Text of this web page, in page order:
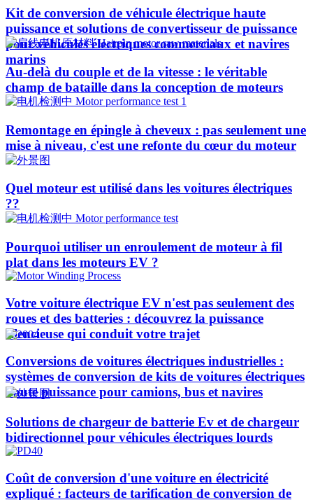
Kit de conversion de véhicule électrique haute
puissance et solutions de convertisseur de puissance
pour véhicules électriques commerciaux et navires
marins
Au-delà du couple et de la vitesse : le véritable
champ de bataille dans la conception de moteurs
Remontage en épingle à cheveux : pas seulement une
mise à niveau, c'est une refonte du cœur du moteur
Quel moteur est utilisé dans les voitures électriques
??​​
Pourquoi utiliser un enroulement de moteur à fil
plat dans les moteurs EV ?
Votre voiture électrique EV n'est pas seulement des
roues et des batteries : découvrez la puissance
silencieuse qui conduit votre trajet
Conversions de voitures électriques industrielles :
systèmes de conversion de kits de voitures électriques
haute puissance pour camions, bus et navires
Solutions de chargeur de batterie Ev et de chargeur
bidirectionnel pour véhicules électriques lourds
Coût de conversion d'une voiture en électricité
expliqué : facteurs de tarification de conversion de